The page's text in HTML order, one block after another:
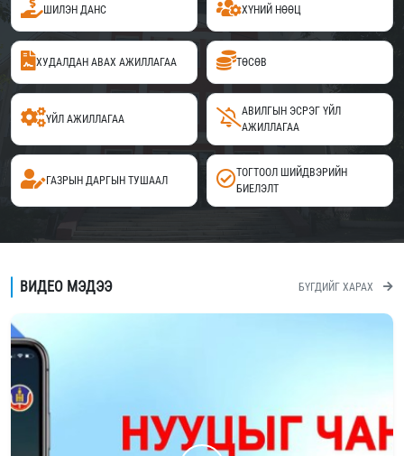
ШИЛЭН ДАНС ХҮНИЙ НӨӨЦ
ХУДАЛДАН АВАХ АЖИЛЛАГАА ТӨСӨВ
ҮЙЛ АЖИЛЛАГАА
АВИЛГЫН ЭСРЭГ ҮЙЛ
АЖИЛЛАГАА
ГАЗРЫН ДАРГЫН ТУШААЛ
ТОГТООЛ ШИЙДВЭРИЙН
БИЕЛЭЛТ
ВИДЕО МЭДЭЭ БҮГДИЙГ ХАРАХ